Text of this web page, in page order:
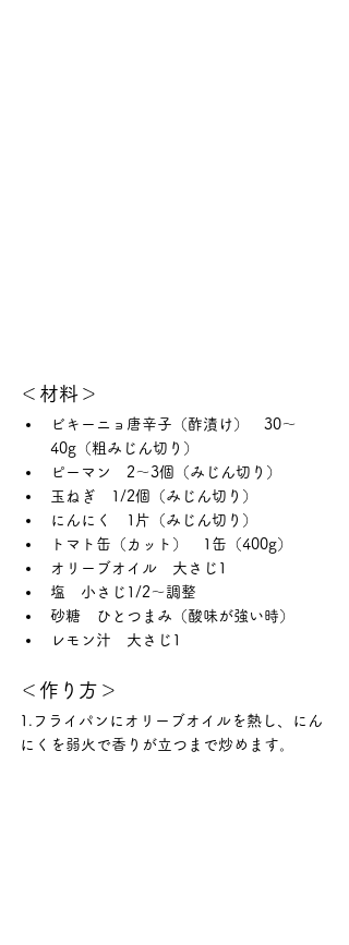
＜材料＞
ビキーニョ唐辛子（酢漬け）　30〜
40g（粗みじん切り）
ピーマン　2〜3個（みじん切り）
玉ねぎ　1/2個（みじん切り）
にんにく　1片（みじん切り）
トマト缶（カット）　1缶（400g）
オリーブオイル　大さじ1
塩　小さじ1/2〜調整
砂糖　ひとつまみ（酸味が強い時）
レモン汁　大さじ1
＜作り方＞
1.フライパンにオリーブオイルを熱し、にん
にくを弱火で香りが立つまで炒めます。